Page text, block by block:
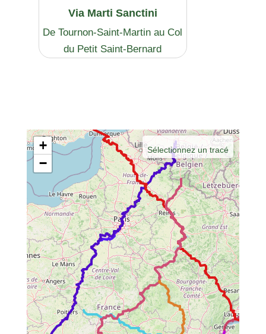
Via Marti Sanctini
De Tournon-Saint-Martin au Col
du Petit Saint-Bernard
+
−
Sélectionnez un tracé